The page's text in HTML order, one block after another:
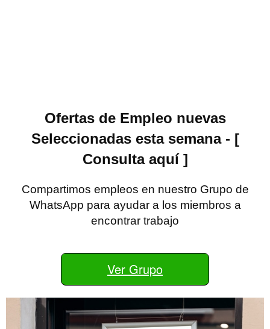
Ofertas de Empleo nuevas
Seleccionadas esta semana - [
Consulta aquí ]
Compartimos empleos en nuestro Grupo de
WhatsApp para ayudar a los miembros a
encontrar trabajo
Ver Grupo